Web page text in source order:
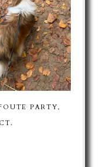
PARTY,